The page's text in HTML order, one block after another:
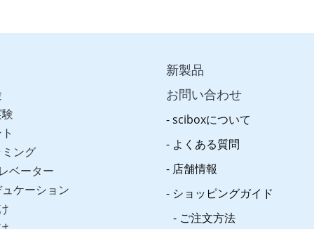
ング
ベーター
ケーション
新製品
お問い合わせ
sciboxについて
よくある質問
店舗情報
ショッピングガイド
ご注文方法